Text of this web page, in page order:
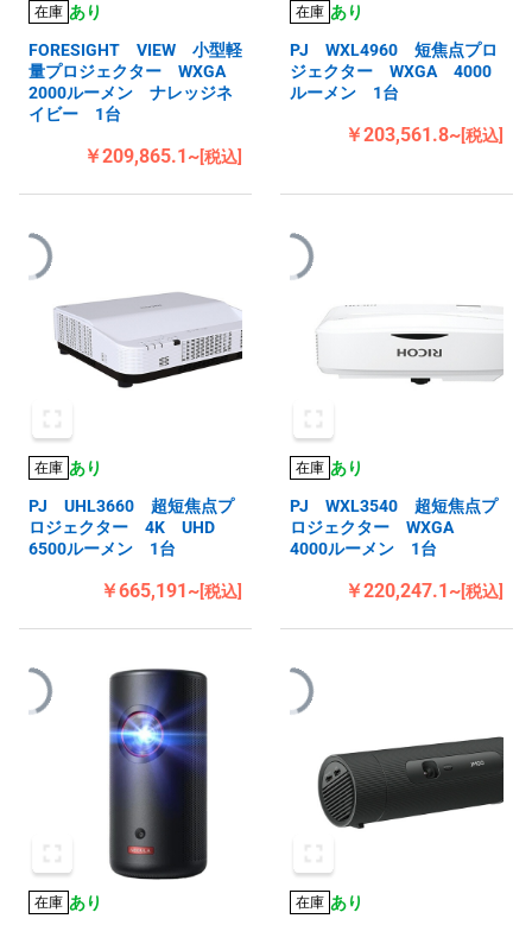
在庫 あり
FORESIGHT VIEW 小型軽
量プロジェクター WXGA
2000ルーメン ナレッジネ
イビー 1台
￥209,865.1~[税込]
在庫 あり
PJ WXL4960 短焦点プロ
ジェクター WXGA 4000
ルーメン 1台
￥203,561.8~[税込]
在庫 あり
PJ UHL3660 超短焦点プ
ロジェクター 4K UHD
6500ルーメン 1台
￥665,191~[税込]
在庫 あり
PJ WXL3540 超短焦点プ
ロジェクター WXGA
4000ルーメン 1台
￥220,247.1~[税込]
在庫 あり
在庫 あり